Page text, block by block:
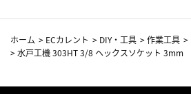
ホーム > ECカレント > DIY・工具 >作業工具 >
>水戸工機 303HT 3/8 ヘックスソケット 3mm